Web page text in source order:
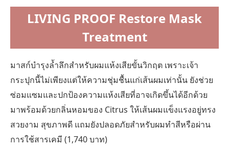
LIVING PROOF Restore Mask
Treatment
มาสก์บำรุงล้ำลึกสำหรับผมแห้งเสียขั้นวิกฤต เพราะเจ้า
กระปุกนี้ไม่เพียงแต่ให้ความชุ่มชื้นแก่เส้นผมเท่านั้น ยังช่วย
ซ่อมแซมและปกป้องความแห้งเสียที่อาจเกิดขึ้นได้อีกด้วย
มาพร้อมด้วยกลิ่นหอมของ Citrus ให้เส้นผมแข็งแรงอยู่ทรง
สวยงาม สุขภาพดี แถมยังปลอดภัยสำหรับผมทำสีหรือผ่าน
การใช้สารเคมี (1,740 บาท)